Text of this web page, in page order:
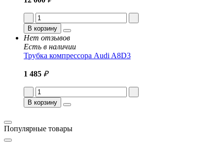
В корзину
Нет отзывов
Есть в наличии
Трубка компрессора Audi A8D3
1 485 ₽
В корзину
Популярные товары